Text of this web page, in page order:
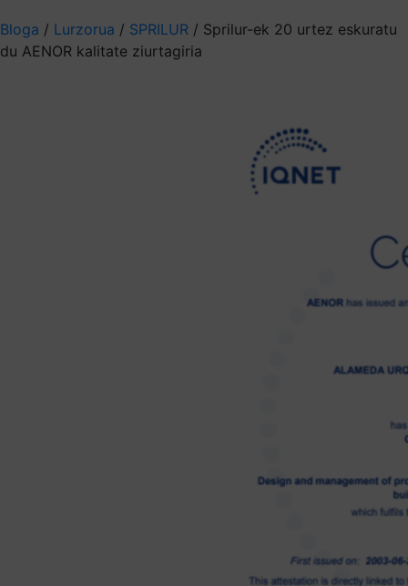
Bloga / Lurzorua / SPRILUR / Sprilur-ek 20 urtez eskuratu
du AENOR kalitate ziurtagiria